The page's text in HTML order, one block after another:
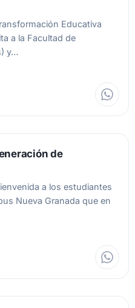
Educativa
a la Facultad de
y…
de
a los estudiantes
Nueva Granada que en